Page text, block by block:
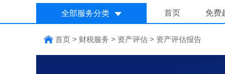
全部服务分类 首页 免费
首页 > 财税服务 > 资产评估 > 资产评估报告